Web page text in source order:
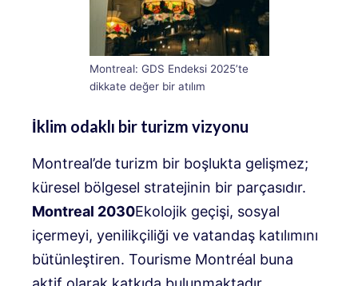
Montreal: GDS Endeksi 2025’te
dikkate değer bir atılım
İklim odaklı bir turizm vizyonu
Montreal’de turizm bir boşlukta gelişmez;
küresel bölgesel stratejinin bir parçasıdır.
Montreal 2030Ekolojik geçişi, sosyal
içermeyi, yenilikçiliği ve vatandaş katılımını
bütünleştiren. Tourisme Montréal buna